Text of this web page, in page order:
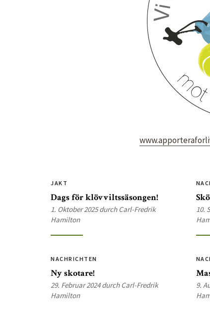
JAKT
Dags för klövviltssäsongen!
1. Oktober 2025 durch Carl-Fredrik
Hamilton
10.
NACHRICHTEN
Ny skotare!
29. Februar 2024 durch Carl-Fredrik
Hamilton
9.